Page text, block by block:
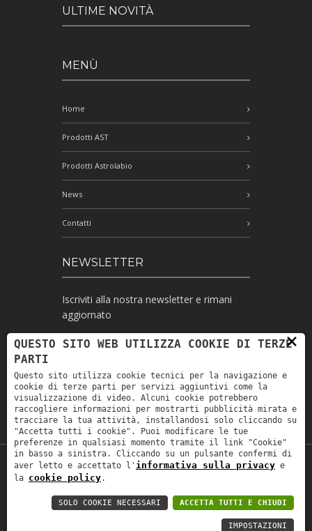
ULTIME NOVITÀ
MENÙ
Home
Prodotti AST
Prodotti Astrolabio
News
Contatti
NEWSLETTER
Iscriviti alla nostra newsletter e rimani
aggiornato
Ho letto l'informativa e autorizzo il
trattamento dei miei dati personali per le
finalità ivi indicate *
Copyright © 2019Astrolabio. P.IVA:
Privacy policy-Privacy policy B2B -Area
×
QUESTO SITO WEB UTILIZZA COOKIE DI TERZE
PARTI
Questo sito utilizza cookie tecnici per la navigazione e
cookie di terze parti per servizi aggiuntivi come la
visualizzazione di video. Alcuni cookie potrebbero
raccogliere informazioni per mostrarti pubblicità mirata e
tracciare la tua attività, installandosi solo cliccando su
"Accetta tutti i cookie". Puoi modificare le tue
preferenze in qualsiasi momento tramite il link "Cookie"
in basso a sinistra. Cliccando su un pulsante confermi di
aver letto e accettato l' informativa sulla privacy e
la cookie policy.
ACCETTA TUTTI E CHIUDI
SOLO COOKIE NECESSARI
IMPOSTAZIONI